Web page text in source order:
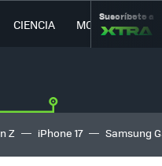
CIENCIA MOVILIDAD
Suscríbete a
Z iPhone 17 Samsung